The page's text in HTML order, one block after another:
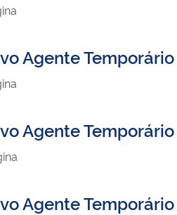
Agente
Agente
Agente